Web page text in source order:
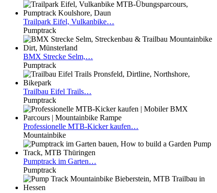
Trailpark Eifel, Vulkanbike…
Pumptrack
BMX Strecke Selm,…
Pumptrack
Trailbau Eifel Trails…
Pumptrack
Professionelle MTB-Kicker kaufen…
Mountainbike
Pumptrack im Garten…
Pumptrack